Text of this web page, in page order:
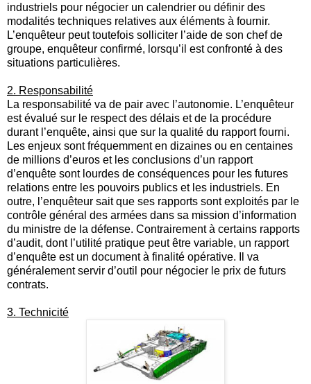
industriels pour négocier un calendrier ou définir des
modalités techniques relatives aux éléments à fournir.
L’enquêteur peut toutefois solliciter l’aide de son chef de
groupe, enquêteur confirmé, lorsqu’il est confronté à des
situations particulières.
2. Responsabilité
La responsabilité va de pair avec l’autonomie. L’enquêteur
est évalué sur le respect des délais et de la procédure
durant l’enquête, ainsi que sur la qualité du rapport fourni.
Les enjeux sont fréquemment en dizaines ou en centaines
de millions d’euros et les conclusions d’un rapport
d’enquête sont lourdes de conséquences pour les futures
relations entre les pouvoirs publics et les industriels. En
outre, l’enquêteur sait que ses rapports sont exploités par le
contrôle général des armées dans sa mission d’information
du ministre de la défense. Contrairement à certains rapports
d’audit, dont l’utilité pratique peut être variable, un rapport
d’enquête est un document à finalité opérative. Il va
généralement servir d’outil pour négocier le prix de futurs
contrats.
3. Technicité